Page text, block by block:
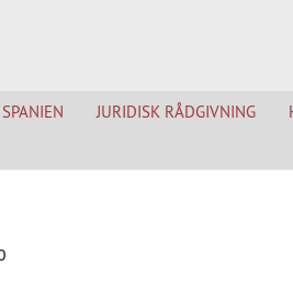
JURIDISK RÅDGIVNING